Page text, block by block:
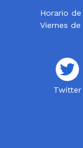
Horario
Viernes
Twitter